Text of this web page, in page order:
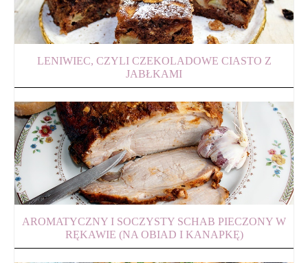
LENIWIEC, CZYLI CZEKOLADOWE CIASTO Z
JABŁKAMI
AROMATYCZNY I SOCZYSTY SCHAB PIECZONY W
RĘKAWIE (NA OBIAD I KANAPKĘ)